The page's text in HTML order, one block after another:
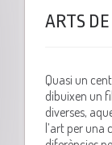
ARTS
Quasi un
dibuixen un
diverses,
l’art per